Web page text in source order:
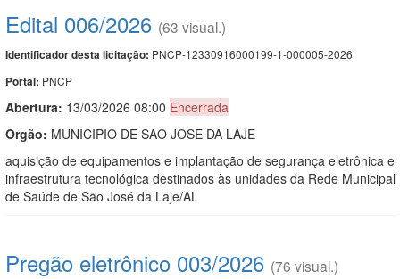
Edital 006/2026 (63 visual.)
Identificador desta licitação: PNCP-12330916000199-1-000005-2026
Portal: PNCP
Abertura: 13/03/2026 08:00 Encerrada
Orgão: MUNICIPIO DE SAO JOSE DA LAJE
aquisição de equipamentos e implantação de segurança eletrônica e
infraestrutura tecnológica destinados às unidades da Rede Municipal
de Saúde de São José da Laje/AL
Pregão eletrônico 003/2026 (76 visual.)